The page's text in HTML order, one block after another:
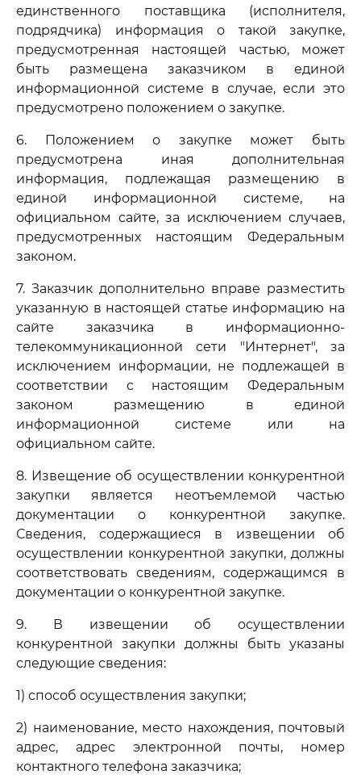
единственного поставщика (исполнителя,
подрядчика) информация о такой закупке,
предусмотренная настоящей частью, может
быть размещена заказчиком в единой
информационной системе в случае, если это
предусмотрено положением о закупке.
6. Положением о закупке может быть
предусмотрена иная дополнительная
информация, подлежащая размещению в
единой информационной системе, на
официальном сайте, за исключением случаев,
предусмотренных настоящим Федеральным
законом.
7. Заказчик дополнительно вправе разместить
указанную в настоящей статье информацию на
сайте заказчика в информационно-
телекоммуникационной сети "Интернет", за
исключением информации, не подлежащей в
соответствии с настоящим Федеральным
законом размещению в единой
информационной системе или на
официальном сайте.
8. Извещение об осуществлении конкурентной
закупки является неотъемлемой частью
документации о конкурентной закупке.
Сведения, содержащиеся в извещении об
осуществлении конкурентной закупки, должны
соответствовать сведениям, содержащимся в
документации о конкурентной закупке.
9. В извещении об осуществлении
конкурентной закупки должны быть указаны
следующие сведения:
1) способ осуществления закупки;
2) наименование, место нахождения, почтовый
адрес, адрес электронной почты, номер
контактного телефона заказчика;